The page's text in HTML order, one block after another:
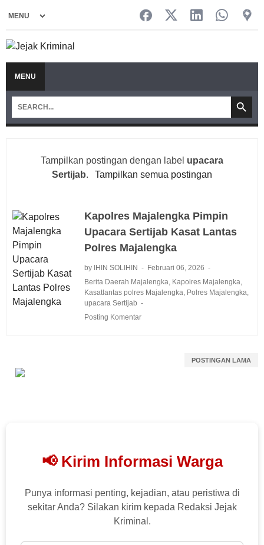
MENU
Tampilkan postingan dengan label upacara
Sertijab. Tampilkan semua postingan
Kapolres Majalengka Pimpin
Upacara Sertijab Kasat Lantas
Polres Majalengka‎
by IHIN SOLIHIN
Februari 06, 2026
Berita Daerah Majalengka Kapolres Majalengka
Kasatlantas polres Majalengka Polres Majalengka
upacara Sertijab
Posting Komentar
POSTINGAN LAMA
📢 Kirim Informasi Warga
Punya informasi penting, kejadian, atau peristiwa di
sekitar Anda? Silakan kirim kepada Redaksi Jejak
Kriminal.